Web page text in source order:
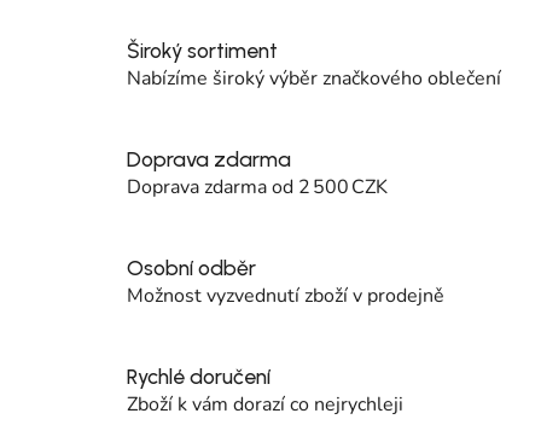
Široký sortiment
Nabízíme široký výběr značkového oblečení
Doprava zdarma
Doprava zdarma od 2 500 CZK
Osobní odběr
Možnost vyzvednutí zboží v prodejně
Rychlé doručení
Zboží k vám dorazí co nejrychleji